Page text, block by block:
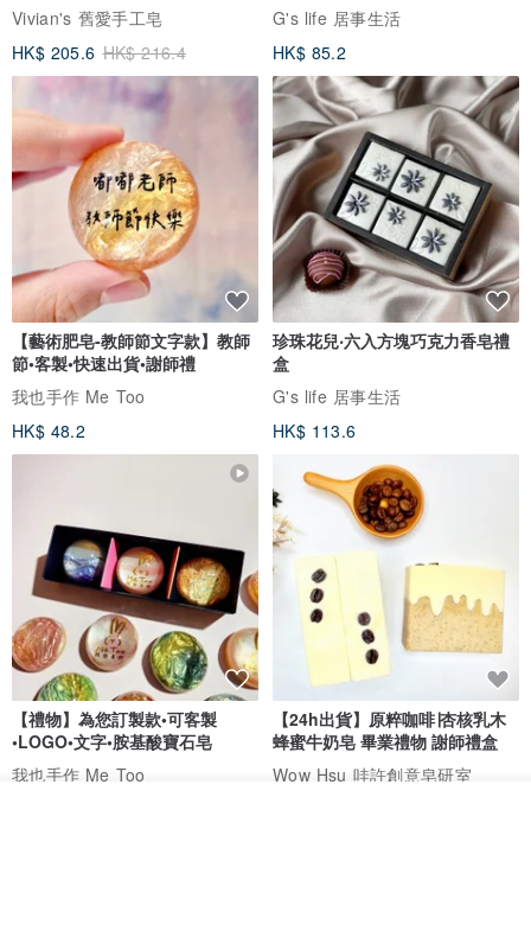
Vivian's 舊愛手工皂
HK$ 205.6 HK$ 216.4
G's life 居事生活
HK$ 85.2
【藝術肥皂-教師節文字款】教師
節•客製•快速出貨•謝師禮
我也手作 Me Too
HK$ 48.2
珍珠花兒‧六入方塊巧克力香皂禮
盒
G's life 居事生活
HK$ 113.6
【禮物】為您訂製款•可客製
•LOGO•文字•胺基酸寶石皂
我也手作 Me Too
【24h出貨】原粹咖啡∣杏核乳木
蜂蜜牛奶皂 畢業禮物 謝師禮盒
Wow Hsu 哇許創意皂研室